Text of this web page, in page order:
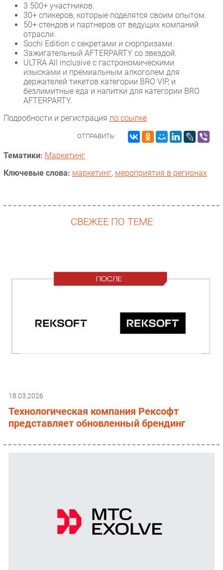
Кадры
Регулирование
Финансы
Web
Безопасность
Инновации
CIO/Управление ИТ
Гаджеты
Здоровье
3 500+ участников.
30+ спикеров, которые поделятся своим опытом.
50+ стендов и партнеров от ведущих компаний
отрасли.
Sochi Edition с секретами и сюрпризами.
Зажигательный AFTERPARTY со звездой.
ULTRA All inclusive с гастрономическими
изысками и премиальным алкоголем для
держателей тикетов категории BRO VIP, и
безлимитные еда и напитки для категории BRO
AFTERPARTY.
Подробности и регистрация по ссылке
ОТПРАВИТЬ:
Тематики: Маркетинг
Ключевые слова: маркетинг, мероприятия в регионах
СВЕЖЕЕ ПО ТЕМЕ
18.03.2026
Технологическая компания Рексофт
представляет обновленный брендинг